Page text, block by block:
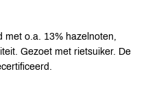
met o.a. 13% hazelnoten,
Gezoet met rietsuiker. De